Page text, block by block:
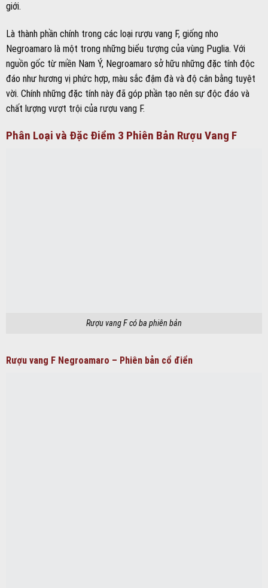
giới.
Là thành phần chính trong các loại rượu vang F, giống nho
Negroamaro là một trong những biểu tượng của vùng Puglia. Với
nguồn gốc từ miền Nam Ý, Negroamaro sở hữu những đặc tính độc
đáo như hương vị phức hợp, màu sắc đậm đà và độ cân bằng tuyệt
vời. Chính những đặc tính này đã góp phần tạo nên sự độc đáo và
chất lượng vượt trội của rượu vang F.
Phân Loại và Đặc Điểm 3 Phiên Bản Rượu Vang F